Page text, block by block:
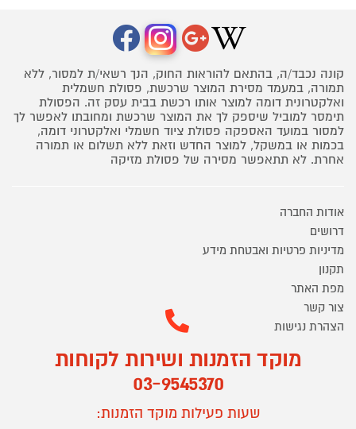
קונה נכבד/ה, בהתאם להוראות החוק, הנך רשאי/ת למסור, ללא
תמורה, במעמד מסירת המוצר שרכשת, פסולת חשמלית
ואלקטרונית דומה למוצר אותו רכשת בבית עסק זה. הפסולת
תימסר למוביל שיספק לך את המוצר שרכשת ומחובתו לאפשר לך
למסור במועד האספקה פסולת ציוד חשמלי ואלקטרוני דומה,
בכמות או במשקל, למוצר החדש וזאת ללא תשלום או תמורה
אחרת. לא תתאפשר מסירה של פסולת מזיקה
אודות החברה
דרושים
מדיניות פרטיות ואבטחת מידע
תקנון
מפת האתר
צור קשר
הצהרת נגישות
מוקד הזמנות ושירות לקוחות
03-9545370
שעות פעילות מוקד הזמנות: